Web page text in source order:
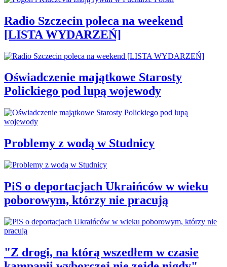
Radio Szczecin poleca na weekend
[LISTA WYDARZEŃ]
Oświadczenie majątkowe Starosty
Polickiego pod lupą wojewody
Problemy z wodą w Studnicy
PiS o deportacjach Ukraińców w wieku
poborowym, którzy nie pracują
"Z drogi, na którą wszedłem w czasie